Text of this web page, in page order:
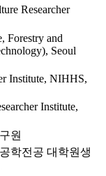
Researcher
Forestry and
Seoul
Institute, NIHHS,
Institute,
원
학전공 대학원생